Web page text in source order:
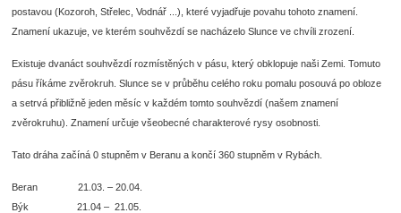
postavou (Kozoroh, Střelec, Vodnář ...), které vyjadřuje povahu tohoto znamení.
Znamení ukazuje, ve kterém souhvězdí se nacházelo Slunce ve chvíli zrození.
Existuje dvanáct souhvězdí rozmístěných v pásu, který obklopuje naši Zemi. Tomuto
pásu říkáme zvěrokruh. Slunce se v průběhu celého roku pomalu posouvá po obloze
a setrvá přibližně jeden měsíc v každém tomto souhvězdí (našem znamení
zvěrokruhu). Znamení určuje všeobecné charakterové rysy osobnosti.
Tato dráha začíná 0 stupněm v Beranu a končí 360 stupněm v Rybách.
Beran 21.03. – 20.04.
Býk 21.04 – 21.05.